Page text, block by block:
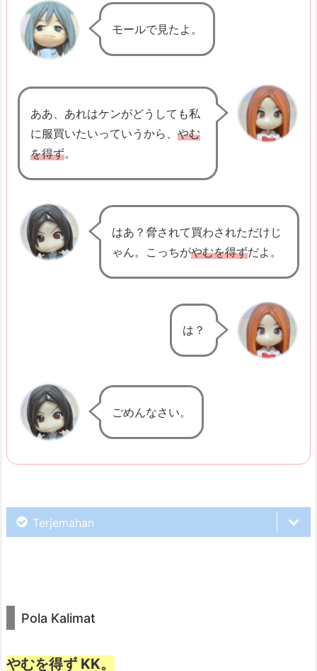
a
K
a
i
m
3.
e
n
4.
C
o
h
k
m
t
モールで見たよ。
ああ、あれはケンがどうしても私
に服買いたいっていうから、 やむ
を得ず。
はあ？脅されて買わされただけじ
ゃん。こっちがやむを得ずだよ。
は？
ごめんなさい。
Terjemahan
Pola Kalimat
やむを得ず KK。